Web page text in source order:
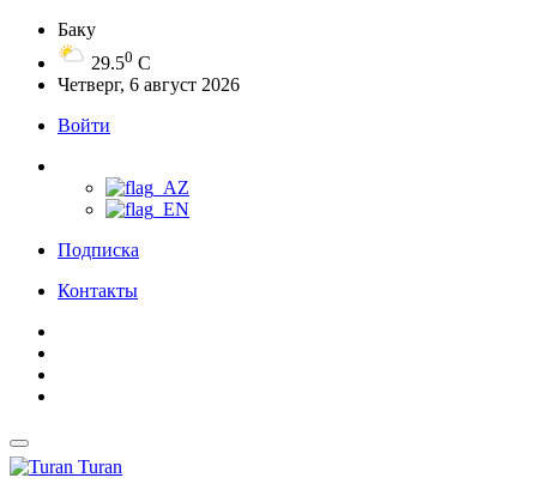
Баку
29.50 C
Четверг, 6 август 2026
Войти
Подписка
Контакты
Turan